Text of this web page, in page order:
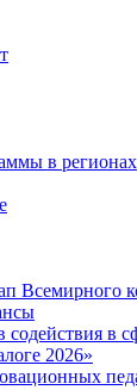
в регионах
Всемирного
содействия в
2026»